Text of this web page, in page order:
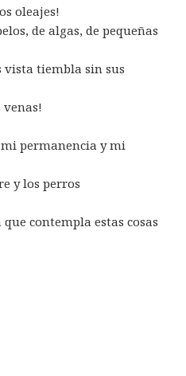
oleajes!
de algas, de pequeñas
vista tiembla sin sus
venas!
permanencia y mi
y los perros
contempla estas cosas